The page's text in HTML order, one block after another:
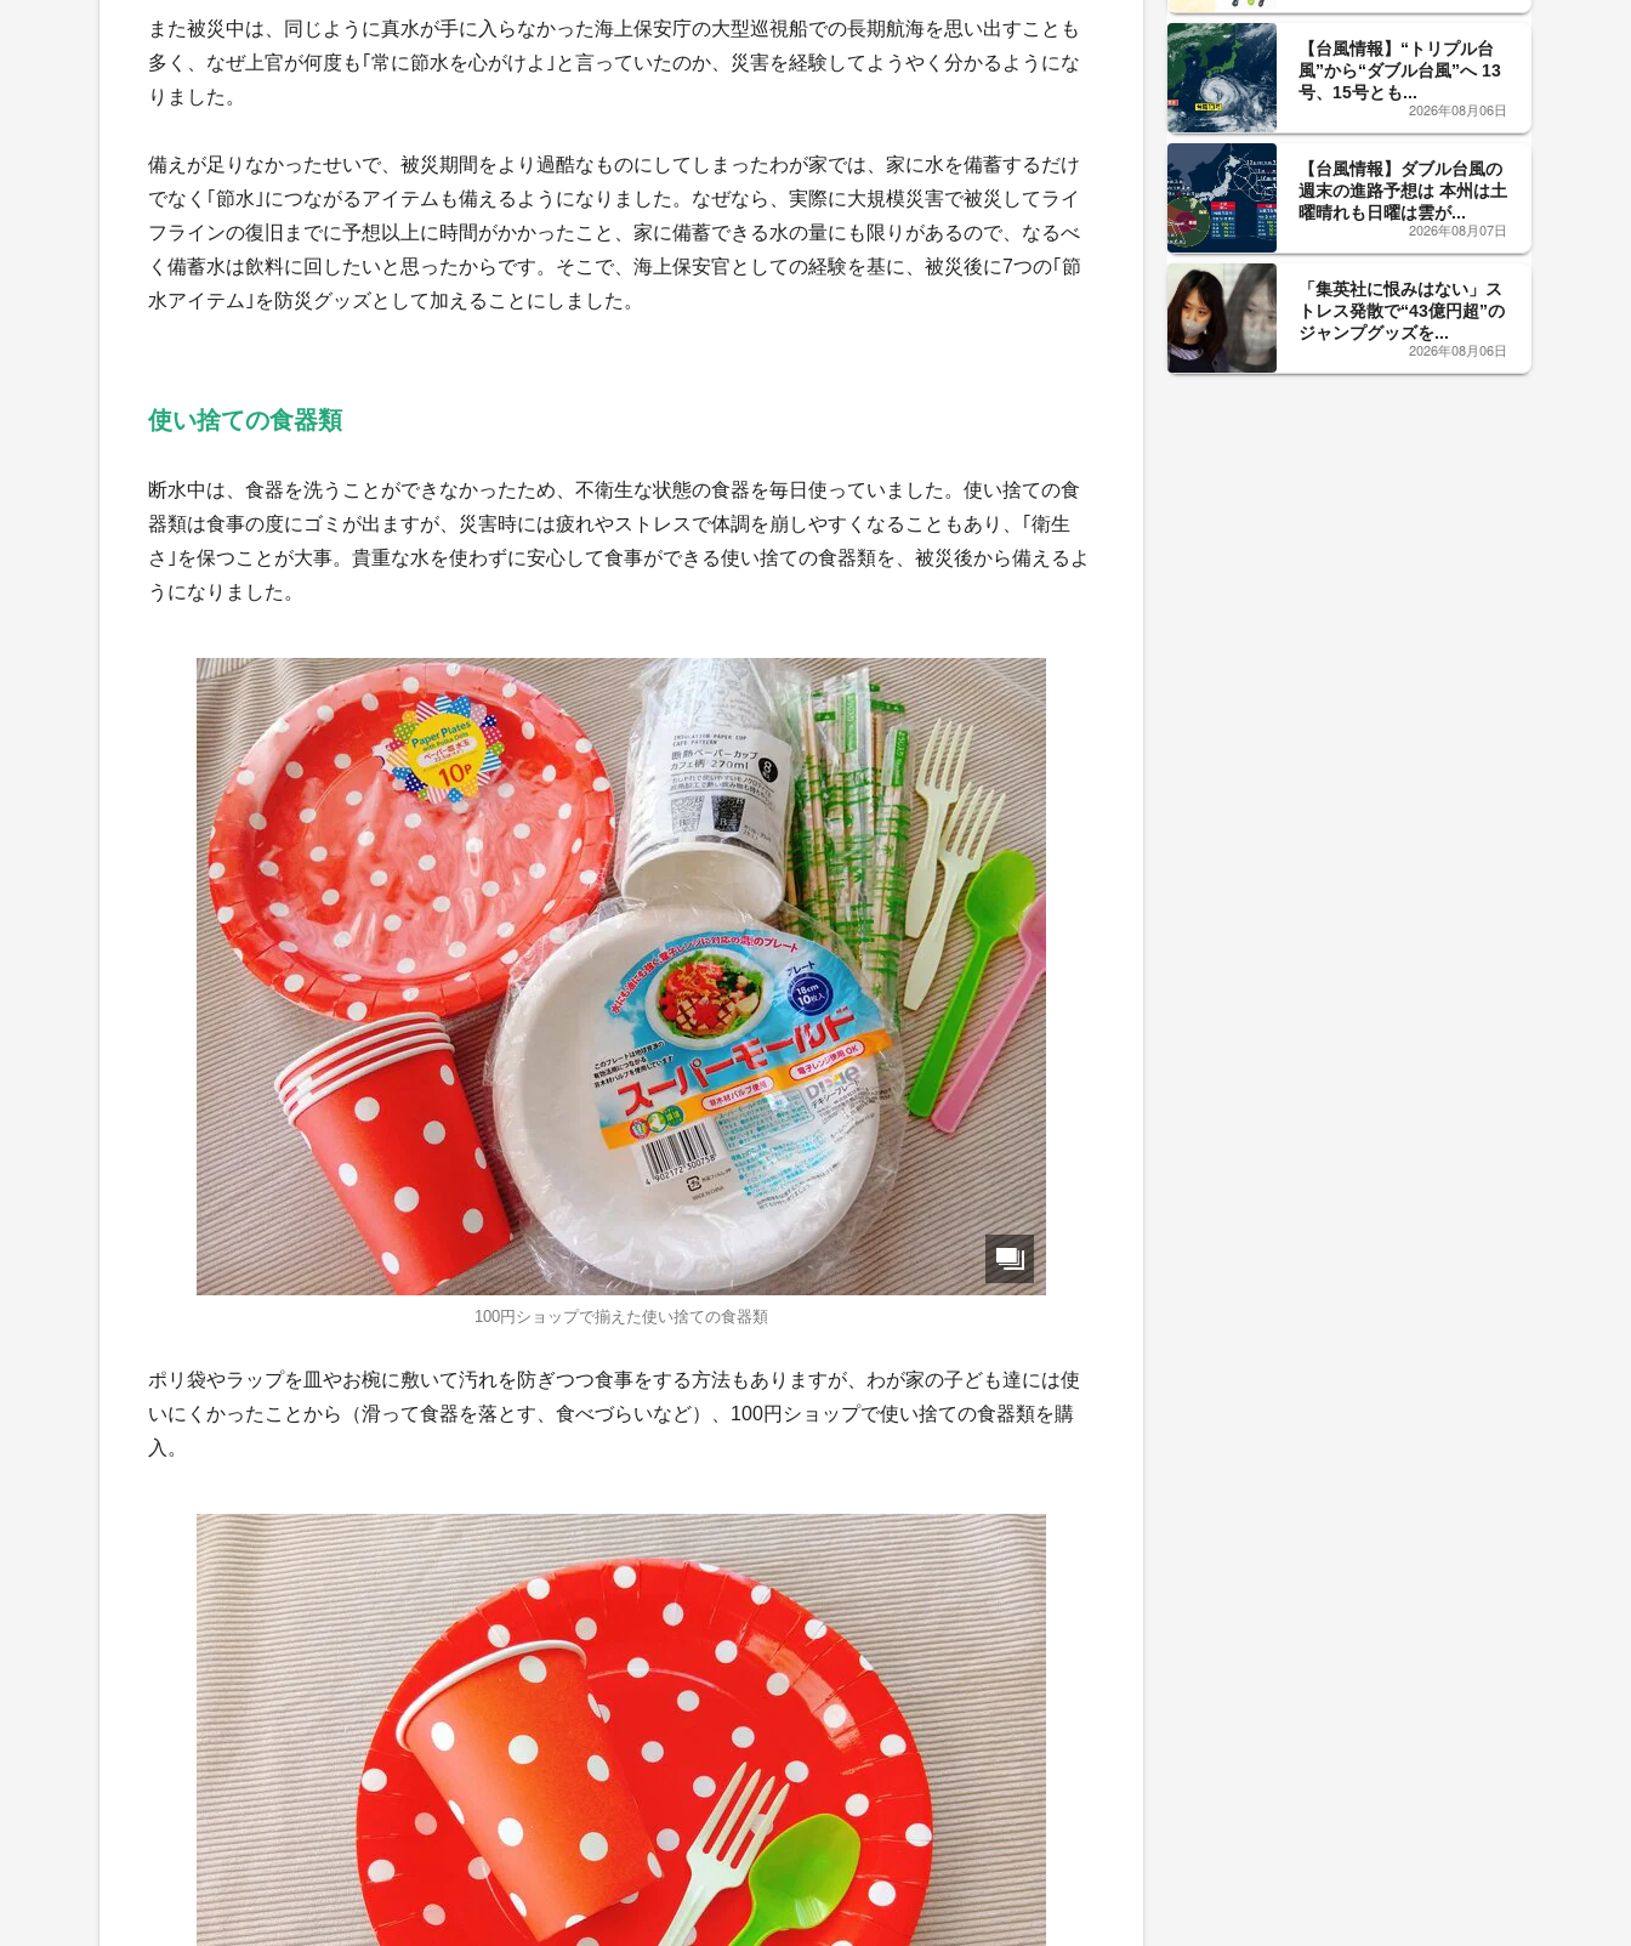
また被災中は、同じように真水が手に入らなかった海上保安庁の大型巡視船での長期航海を思い出すことも
多く、なぜ上官が何度も｢常に節水を心がけよ｣と言っていたのか、災害を経験してようやく分かるようにな
りました。
備えが足りなかったせいで、被災期間をより過酷なものにしてしまったわが家では、家に水を備蓄するだけ
でなく｢節水｣につながるアイテムも備えるようになりました。なぜなら、実際に大規模災害で被災してライ
フラインの復旧までに予想以上に時間がかかったこと、家に備蓄できる水の量にも限りがあるので、なるべ
く備蓄水は飲料に回したいと思ったからです。そこで、海上保安官としての経験を基に、被災後に7つの｢節
水アイテム｣を防災グッズとして加えることにしました。
使い捨ての食器類
断水中は、食器を洗うことができなかったため、不衛生な状態の食器を毎日使っていました。使い捨ての食
器類は食事の度にゴミが出ますが、災害時には疲れやストレスで体調を崩しやすくなることもあり、｢衛生
さ｣を保つことが大事。貴重な水を使わずに安心して食事ができる使い捨ての食器類を、被災後から備えるよ
うになりました。
100円ショップで揃えた使い捨ての食器類
ポリ袋やラップを皿やお椀に敷いて汚れを防ぎつつ食事をする方法もありますが、わが家の子ども達には使
いにくかったことから（滑って食器を落とす、食べづらいなど）、100円ショップで使い捨ての食器類を購
入。
【台風情報】“トリプル台
風”から“ダブル台風”へ 13
号、15号とも...
2026年08月06日
【台風情報】ダブル台風の
週末の進路予想は 本州は土
曜晴れも日曜は雲が...
2026年08月07日
「集英社に恨みはない」ス
トレス発散で“43億円超”の
ジャンプグッズを...
2026年08月06日